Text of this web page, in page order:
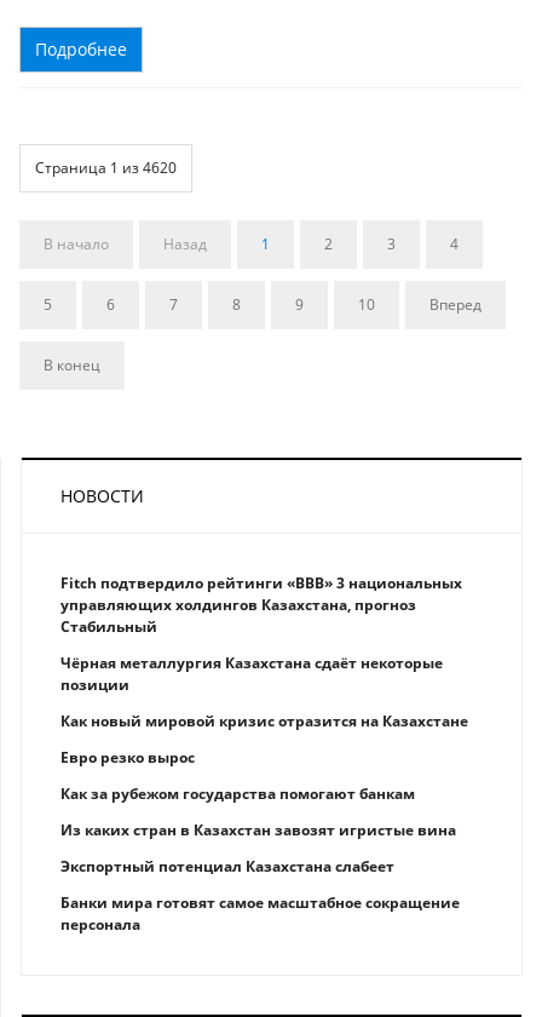
Подробнее
Страница 1 из 4620
В начало Назад 1 2 3 4
5 6 7 8 9 10 Вперед
В конец
НОВОСТИ
Fitch подтвердило рейтинги «BBB» 3 национальных
управляющих холдингов Казахстана, прогноз
Стабильный
Чёрная металлургия Казахстана сдаёт некоторые
позиции
Как новый мировой кризис отразится на Казахстане
Eврo рeзкo вырос
Как за рубежом государства помогают банкам
Из каких стран в Казахстан завозят игристые вина
Экспортный потенциал Казахстана слабеет
Банки мира готовят самое масштабное сокращение
персонала